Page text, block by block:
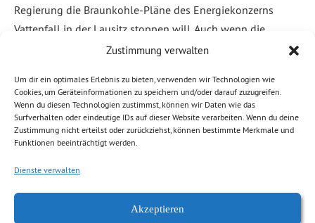
Zustimmung verwalten
Um dir ein optimales Erlebnis zu bieten, verwenden wir Technologien wie
Cookies, um Geräteinformationen zu speichern und/oder darauf zuzugreifen.
Wenn du diesen Technologien zustimmst, können wir Daten wie das
Surfverhalten oder eindeutige IDs auf dieser Website verarbeiten. Wenn du deine
Zustimmung nicht erteilst oder zurückziehst, können bestimmte Merkmale und
Funktionen beeinträchtigt werden.
Dienste verwalten
Akzeptieren
Regierung die Braunkohle-Pläne des Energiekonzerns
Vattenfall in der Lausitz stoppen will. Auch wenn die
konkrete Umsetzung noch aussteht, wäre […]
Weiterlesen
Abgelegt unter: Allgemein